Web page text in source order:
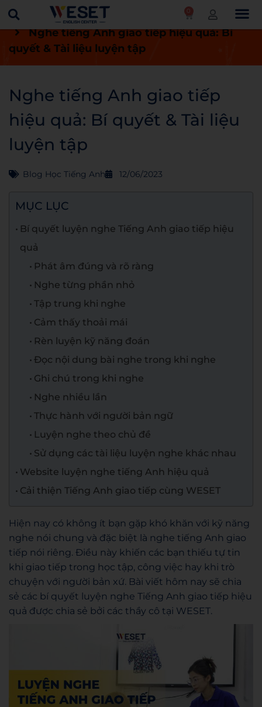
0
Trang chủ Blog
Blog học tiếng Anh
Nghe tiếng Anh giao tiếp hiệu quả: Bí
quyết & Tài liệu luyện tập
Nghe tiếng Anh giao tiếp
hiệu quả: Bí quyết & Tài liệu
luyện tập
Blog Học Tiếng Anh 12/06/2023
MỤC LỤC
Bí quyết luyện nghe Tiếng Anh giao tiếp hiệu
quả
Phát âm đúng và rõ ràng
Nghe từng phần nhỏ
Tập trung khi nghe
Cảm thấy thoải mái
Rèn luyện kỹ năng đoán
Đọc nội dung bài nghe trong khi nghe
Ghi chú trong khi nghe
Nghe nhiều lần
Thực hành với người bản ngữ
Luyện nghe theo chủ đề
Sử dụng các tài liệu luyện nghe khác nhau
Website luyện nghe tiếng Anh hiệu quả
Cải thiện Tiếng Anh giao tiếp cùng WESET
Hiện nay có không ít bạn gặp khó khăn với kỹ năng
nghe nói chung và đặc biệt là nghe tiếng Anh giao
tiếp nói riêng. Điều này khiến các bạn thiếu tự tin
khi giao tiếp trong học tập, công việc hay khi trò
chuyện với người bản xứ. Bài viết hôm nay sẽ chia
sẻ các bí quyết luyện nghe Tiếng Anh giao tiếp hiệu
quả được chia sẻ bởi các thầy cô tại WESET.